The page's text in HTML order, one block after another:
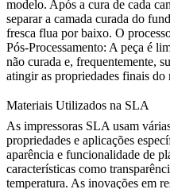
modelo. Após a cura de cada
separar a camada curada do
fresca flua por baixo. O
Pós-Processamento: A peça é
não curada e, frequentemente,
atingir as propriedades finais do
Materiais Utilizados na SLA
As impressoras SLA usam
propriedades e aplicações
aparência e funcionalidade de
características como
temperatura. As inovações em